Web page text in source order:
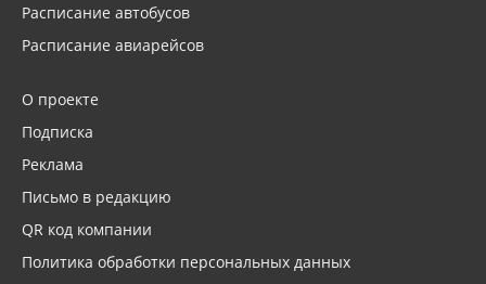
Расписание автобусов
Расписание авиарейсов
О проекте
Подписка
Реклама
Письмо в редакцию
QR код компании
Политика обработки персональных данных